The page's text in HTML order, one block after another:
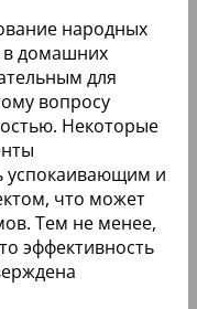
народных
в домашних
для
вопросу
Некоторые
успокаивающим и
что может
Тем не менее,
эффективность